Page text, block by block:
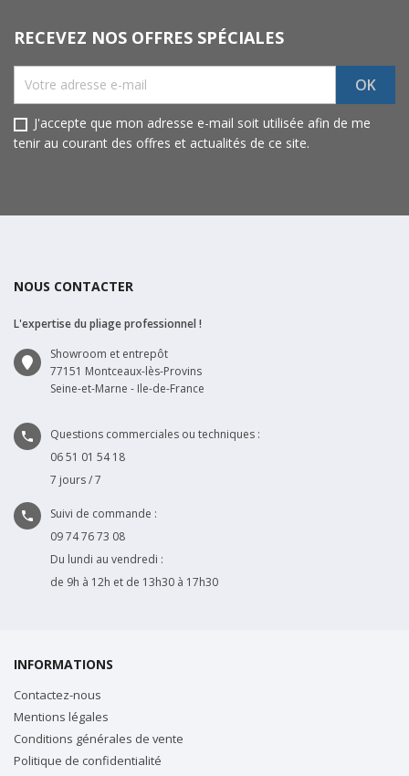
RECEVEZ NOS OFFRES SPÉCIALES
J'accepte que mon adresse e-mail soit utilisée afin de me
tenir au courant des offres et actualités de ce site.
NOUS CONTACTER
L'expertise du pliage professionnel !
Showroom et entrepôt
77151 Montceaux-lès-Provins
Seine-et-Marne - Ile-de-France

Questions commerciales ou techniques :
06 51 01 54 18
7 jours / 7

Suivi de commande :
09 74 76 73 08
Du lundi au vendredi :
de 9h à 12h et de 13h30 à 17h30
INFORMATIONS
Contactez-nous
Mentions légales
Conditions générales de vente
Politique de confidentialité